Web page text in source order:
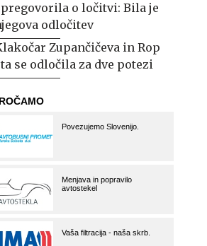
o ločitvi: Bila je
odločitev
Zupančičeva in Rop
se odločila za dve potezi